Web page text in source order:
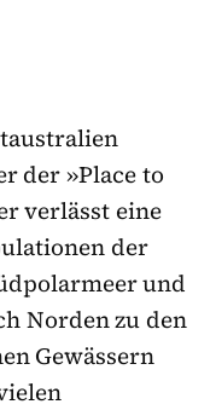
der »Place to
verlässt eine
der
und
Norden zu den
Gewässern